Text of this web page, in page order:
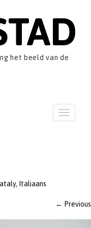
het beeld van de
T
o
i
Italiaans
← Previous